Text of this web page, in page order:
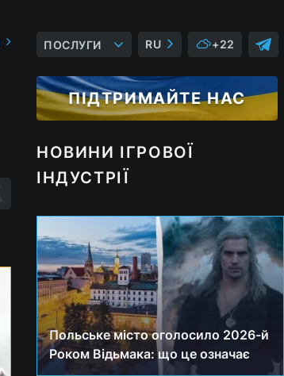
ПОСЛУГИ RU +22
ПІДТРИМАЙТЕ НАС
НОВИНИ ІГРОВОЇ
ІНДУСТРІЇ
Польське місто оголосило 2026-й
Роком Відьмака: що це означає